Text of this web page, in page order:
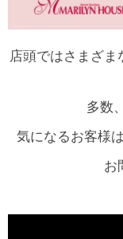
店頭ではさまざま
多数
気になるお客様
お